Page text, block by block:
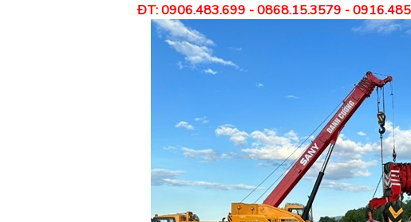
ĐT: 0906.483.699 - 0868.15.3579 -